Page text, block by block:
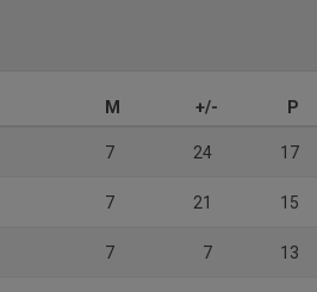
M +/- P
7 24 17
7 21 15
7 7 13